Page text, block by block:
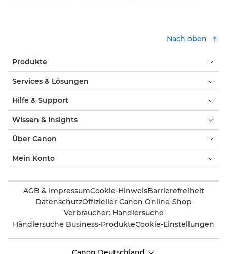
Nach oben
Produkte
Services & Lösungen
Hilfe & Support
Wissen & Insights
Über Canon
Mein Konto
AGB & ImpressumCookie-HinweisBarrierefreiheit
DatenschutzOffizieller Canon Online-Shop
Verbraucher: Händlersuche
Händlersuche Business-ProdukteCookie-Einstellungen